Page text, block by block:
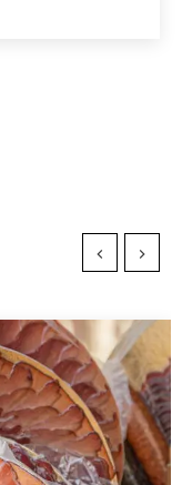
PreviousNext